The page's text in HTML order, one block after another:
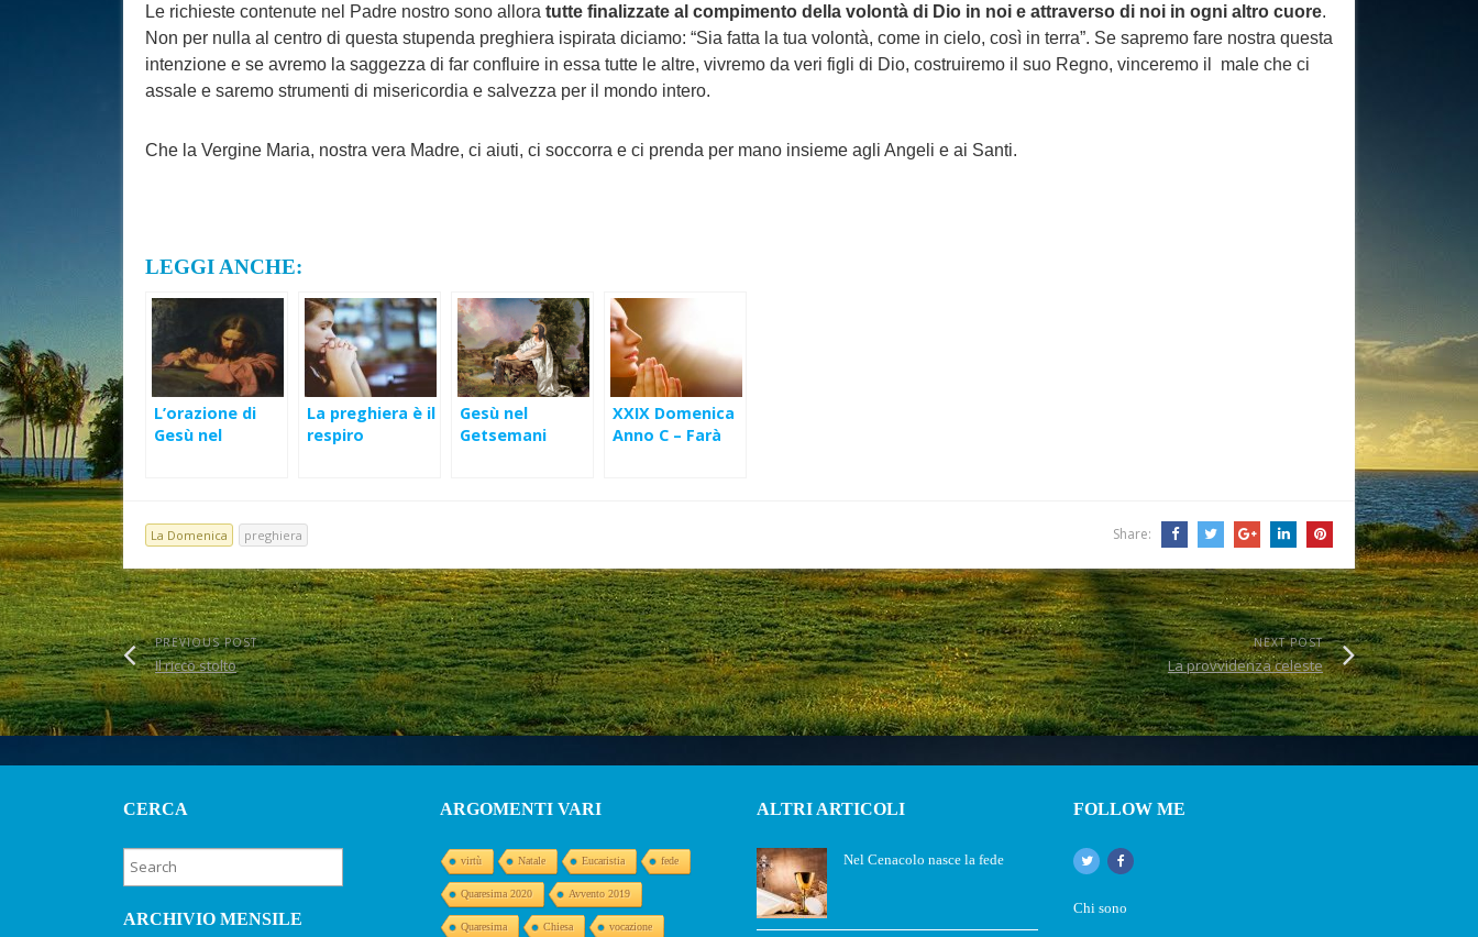
Le richieste contenute nel Padre nostro sono allora tutte finalizzate al compimento della volontà di Dio in noi e attraverso di noi in ogni altro cuore.
Non per nulla al centro di questa stupenda preghiera ispirata diciamo: “Sia fatta la tua volontà, come in cielo, così in terra”. Se sapremo fare nostra questa
intenzione e se avremo la saggezza di far confluire in essa tutte le altre, vivremo da veri figli di Dio, costruiremo il suo Regno, vinceremo il male che ci
assale e saremo strumenti di misericordia e salvezza per il mondo intero.
Che la Vergine Maria, nostra vera Madre, ci aiuti, ci soccorra e ci prenda per mano insieme agli Angeli e ai Santi.
LEGGI ANCHE:
L’orazione di
Gesù nel
La preghiera è il
respiro
Gesù nel
Getsemani
XXIX Domenica
Anno C – Farà
La Domenica preghiera Share:
PREVIOUS POST
Il ricco stolto
NEXT POST
La provvidenza celeste
CERCA
ARCHIVIO MENSILE
ARGOMENTI VARI
virtù Natale Eucaristia fede
Quaresima 2020 Avvento 2019
Quaresima Chiesa vocazione
ALTRI ARTICOLI
Nel Cenacolo nasce la fede
FOLLOW ME
Chi sono